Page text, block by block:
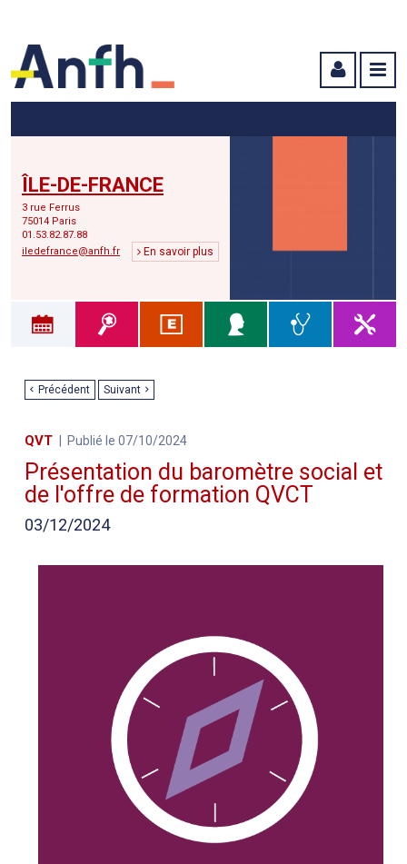
ÎLE-DE-FRANCE
3 rue Ferrus
75014 Paris
01.53.82.87.88
iledefrance@anfh.fr
En savoir plus
Précédent Suivant
QVT Publié le 07/10/2024
Présentation du baromètre social et
de l'offre de formation QVCT
03/12/2024